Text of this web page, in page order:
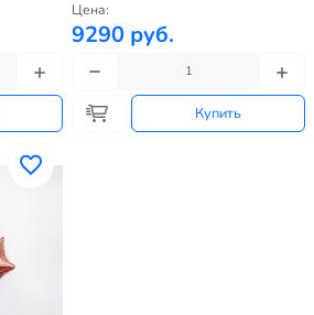
Цена:
9290 руб.
Купить